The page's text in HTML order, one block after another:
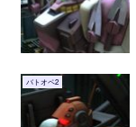
バトオペ2